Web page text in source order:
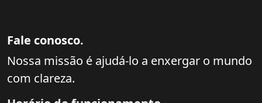
Fale conosco.
Nossa missão é ajudá-lo a enxergar o mundo
com clareza.